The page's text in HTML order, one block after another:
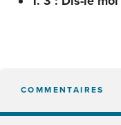
COMMENTAIRES